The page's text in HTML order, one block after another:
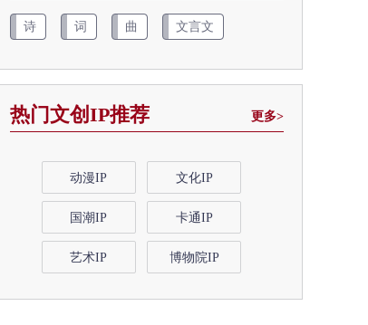
诗 词 曲 文言文
热门文创IP推荐 更多>
动漫IP 文化IP
国潮IP 卡通IP
艺术IP 博物院IP